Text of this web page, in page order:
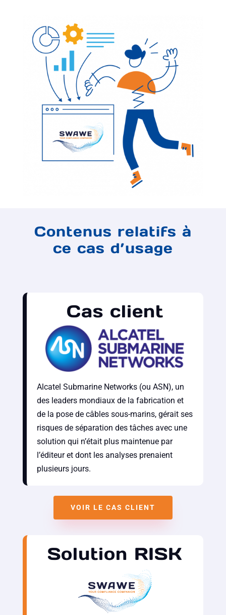
Contenus relatifs à
ce cas d’usage
Cas client
Alcatel Submarine Networks (ou ASN), un
des leaders mondiaux de la fabrication et
de la pose de câbles sous-marins, gérait ses
risques de séparation des tâches avec une
solution qui n’était plus maintenue par
l’éditeur et dont les analyses prenaient
plusieurs jours.
VOIR LE CAS CLIENT
Solution RISK